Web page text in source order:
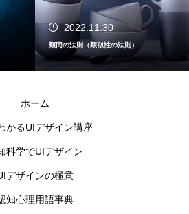
2022.11.30
類同の法則（類似性の法則）
ホーム
かるUIデザイン講座
科学でUIデザイン
デザインの極意
知心理用語事典